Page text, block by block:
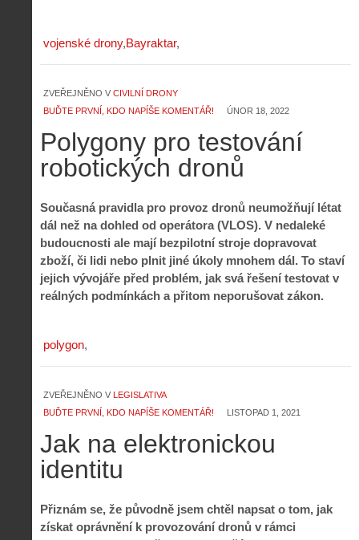
vojenské drony Bayraktar
ZVEŘEJNĚNO V CIVILNÍ DRONY
BUĎTE PRVNÍ, KDO NAPÍŠE KOMENTÁŘ!
ÚNOR 18, 2022
Polygony pro testování
robotických dronů
Současná pravidla pro provoz dronů neumožňují létat
dál než na dohled od operátora (VLOS). V nedaleké
budoucnosti ale mají bezpilotní stroje dopravovat
zboží, či lidi nebo plnit jiné úkoly mnohem dál. To staví
jejich vývojáře před problém, jak svá řešení testovat v
reálných podmínkách a přitom neporušovat zákon.
polygon
ZVEŘEJNĚNO V LEGISLATIVA
BUĎTE PRVNÍ, KDO NAPÍŠE KOMENTÁŘ!
LISTOPAD 1, 2021
Jak na elektronickou
identitu
Přiznám se, že původně jsem chtěl napsat o tom, jak
získat oprávnění k provozování dronů v rámci